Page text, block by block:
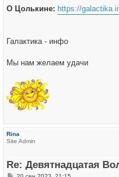
О Цолькине: https://
Галактика - инфо
Мы нам желаем удачи
Rina
Site Admin
Re: Девятнадцатая
С